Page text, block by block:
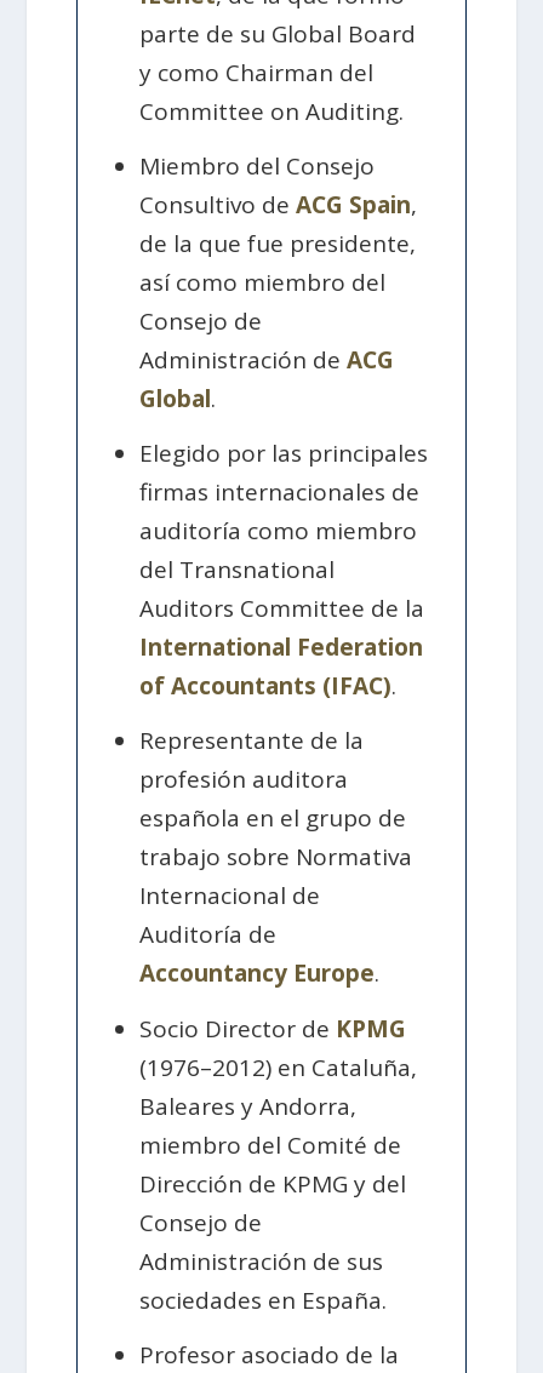
parte de su Global Board
y como Chairman del
Committee on Auditing.
Miembro del Consejo
Consultivo deACG Spain,
de la que fue presidente,
así como miembro del
Consejo de
Administración deACG
Global.
Elegido por las principales
firmas internacionales de
auditoría como miembro
del Transnational
Auditors Committee de la
International Federation
of Accountants (IFAC).
Representante de la
profesión auditora
española en el grupo de
trabajo sobre Normativa
Internacional de
Auditoría de
Accountancy Europe.
Socio Director de KPMG
(1976–2012) en Cataluña,
Baleares y Andorra,
miembro del Comité de
Dirección de KPMG y del
Consejo de
Administración de sus
sociedades en España.
Profesor asociado de la